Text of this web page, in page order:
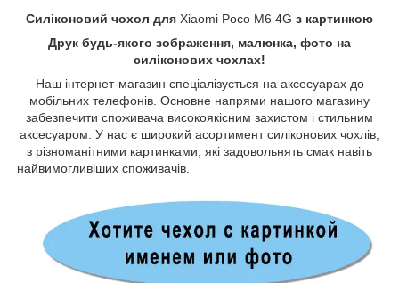
Силіконовий чохол для Xiaomi Poco M6 4G з картинкою
Друк будь-якого зображення, малюнка, фото на
силіконових чохлах!
Наш інтернет-магазин спеціалізується на аксесуарах до
мобільних телефонів. Основне напрями нашого магазину
забезпечити споживача високоякісним захистом і стильним
аксесуаром. У нас є широкий асортимент силіконових чохлів,
з різноманітними картинками, які задовольнять смак навіть
найвимогливіших споживачів.